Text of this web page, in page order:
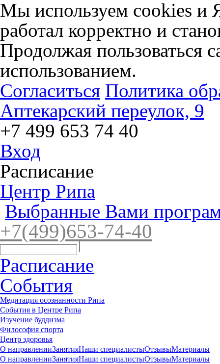
Мы используем cookies и
работал корректно и
Продолжая пользоваться
использованием.
Согласиться Политика
Аптекарский переулок, 9
+7 499 653 74 40
Вход
Расписание
Центр Рипа
Выбранные Вами
+7(499)653-74-40
Расписание
События
Медитация осознанности Рипа
События в Центре Рипа
Изучение буддизма
Философия спорта
Центр здоровья
О направленииЗанятияНаши специалистыОтзывыМатериалы
О направленииЗанятияНаши специалистыОтзывыМатериалы